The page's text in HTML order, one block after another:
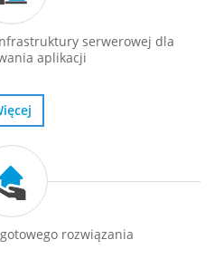
serwerowej dla
aplikacji
rozwiązania